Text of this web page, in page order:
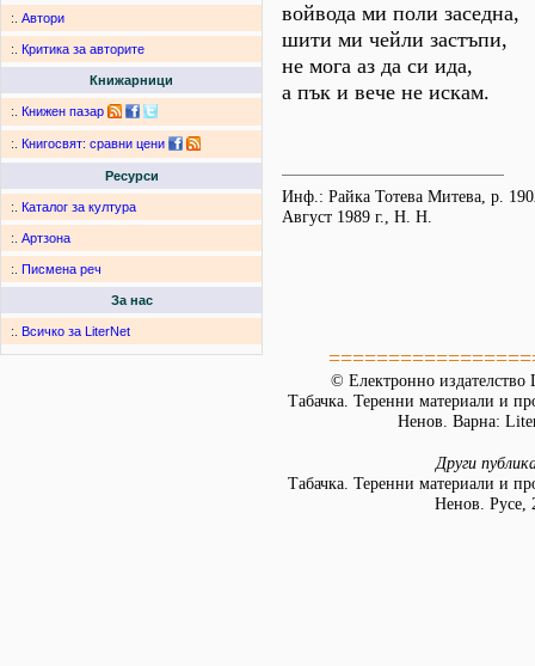
:. Автори
:. Критика за авторите
Книжарници
:. Книжен пазар
:. Книгосвят: сравни цени
Ресурси
:. Каталог за култура
:. Артзона
:. Писмена реч
За нас
:. Всичко за LiterNet
войвода ми поли заседна,
шити ми чейли застъпи,
не мога аз да си ида,
а пък и вече не искам.
Инф.: Райка Тотева Митева, р.
Август 1989 г., Н. Н.
© Електронно издателство
Табачка. Теренни материали и
Ненов. Варна:
Други
Табачка. Теренни материали и
Ненов. Русе,